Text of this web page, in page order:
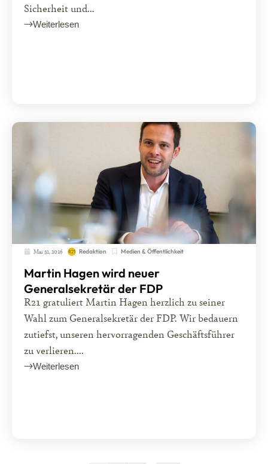
Sicherheit und...
Weiterlesen
Mai 31, 2026 Redaktion Medien & Öffentlichkeit
Martin Hagen wird neuer
Generalsekretär der FDP
R21 gratuliert Martin Hagen herzlich zu seiner
Wahl zum Generalsekretär der FDP. Wir bedauern
zutiefst, unseren hervorragenden Geschäftsführer
zu verlieren....
Weiterlesen